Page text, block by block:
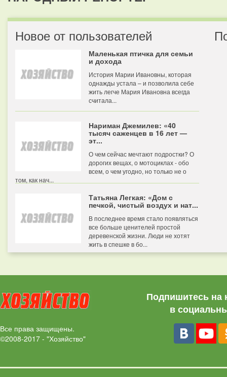
Новое от пользователей
Маленькая птичка для семьи
и дохода
История Марии Ивановны, которая
однажды устала – и позволила себе
жить легче Мария Ивановна всегда
считала...
Нариман Джемилев: «40
тысяч саженцев в 16 лет —
эт...
О чем сейчас мечтают подростки? О
дорогих вещах, о мотоциклах - обо
всем, о чем угодно, но только не о
том, как нач...
Татьяна Легкая: «Дом с
печкой, чистый воздух и нат...
В последнее время стало появляться
все больше ценителей простой
деревенской жизни. Люди не хотят
жить в спешке в бо...
Все права защищены.
©2008-2017 - "Хозяйство"
Подпишитесь на
в